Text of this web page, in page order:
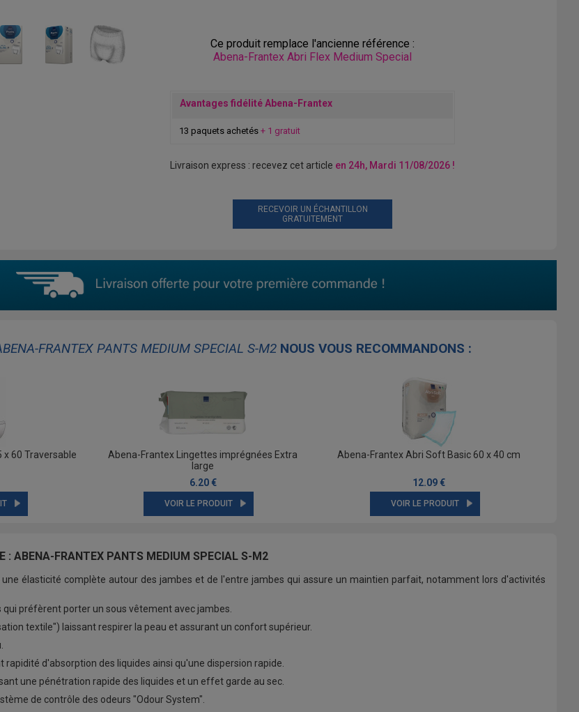
Ce produit remplace l'ancienne référence :
Abena-Frantex Abri Flex Medium Special
Avantages fidélité Abena-Frantex
13 paquets achetés + 1 gratuit
Livraison express : recevez cet article en 24h, Mardi 11/08/2026 !
RECEVOIR UN ÉCHANTILLON
GRATUITEMENT
FRANTEX PANTS MEDIUM SPECIAL S-M2NOUS VOUS RECOMMANDONS :
x 60 Traversable
Abena-Frantex Lingettes imprégnées Extra
large
6.20 €
VOIR LE PRODUIT
Abena-Frantex Abri Soft Basic 60 x 40 cm
12.09 €
VOIR LE PRODUIT
: ABENA-FRANTEX PANTS MEDIUM SPECIAL S-M2
une élasticité complète autour des jambes et de l'entre jambes qui assure un maintien parfait, notamment lors d'activités
préfèrent porter un sous vêtement avec jambes.
textile") laissant respirer la peau et assurant un confort supérieur.
rapidité d'absorption des liquides ainsi qu'une dispersion rapide.
une pénétration rapide des liquides et un effet garde au sec.
de contrôle des odeurs "Odour System".